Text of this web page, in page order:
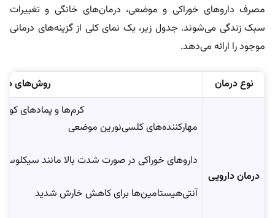
مصرف داروهای خوراکی و موضعی، درمان‌های خانگی و تغییرات
سبک زندگی می‌شوند. جدول زیر، یک نمای کلی از گزینه‌های درمانی
موجود را ارائه می‌دهد.
نوع درمان روش‌های
درمان دارویی
کرم‌ها و پمادهای
مهارکننده‌های کلسی‌نورین موضعی
داروهای خوراکی در صورت شدت بالا مانند
آنتی‌هیستامین‌ها برای کاهش خارش شدید